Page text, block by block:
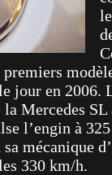
jour en 2006.
Mercedes
l’engin à
mécanique
330 km/h.